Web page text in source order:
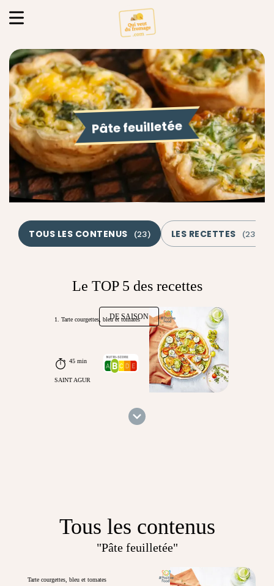
Pâte feuilletée
TOUS LES CONTENUS (23) LES RECETTES (23
Le TOP 5 des recettes
DE SAISON
1. Tarte courgettes, bleu et tomates
45 min
SAINT AGUR
Tous les contenus
"Pâte feuilletée"
Tarte courgettes, bleu et tomates